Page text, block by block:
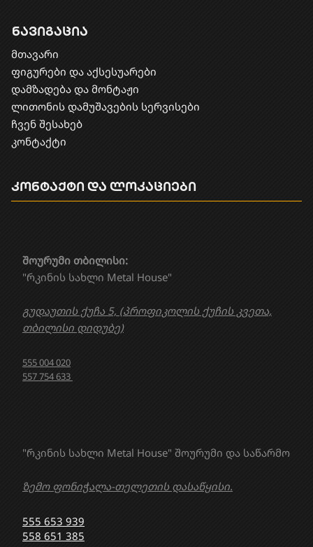
ნავიგაცია
მთავარი
ფიგურები და აქსესუარები
დამზადება და მონტაჟი
​ლითონის დამუშავების სერვისები
ჩვენ შესახებ
კონტაქტი
"რკინის სახლი Metal House" შოურუმი და საწარმო
ზემო ფონიჭალა-თელეთის დასაწყისი.
555 653 939
558 651 385
შოურუმი თბილისი:
"რკინის სახლი Metal House"
გუდაუთის ქუჩა 5, (პროფიკოლის ქუჩის კვეთა,
თბილისი დიდუბე)
555 004 020
557 754 633
კონტაქტი და ლოკაციები